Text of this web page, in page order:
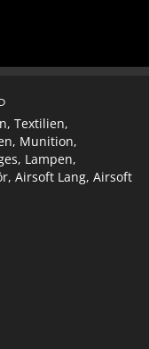
Textilien,
Munition,
Lampen,
Airsoft Lang, Airsoft